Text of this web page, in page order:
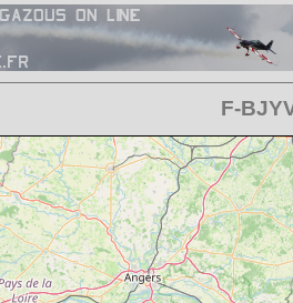
F-